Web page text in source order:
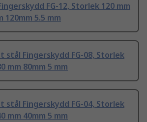
FG-12, Storlek 120 mm
120mm 5.5 mm
stål Fingerskydd FG-08, Storlek
mm 80mm 5 mm
stål Fingerskydd FG-04, Storlek
mm 40mm 5 mm